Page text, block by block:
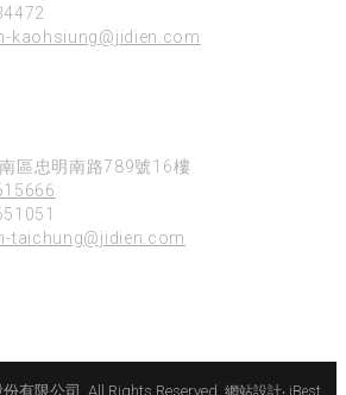
kaohsiung@jidien.com
區忠明南路789號16樓
taichung@jidien.com
有限公司. All Rights Reserved. 網站設計‧ iBest